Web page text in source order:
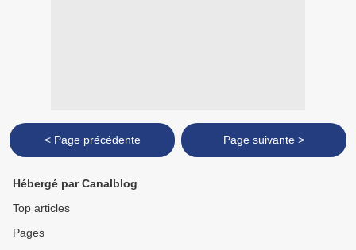
< Page précédente Page suivante >
Hébergé par Canalblog
Top articles
Pages